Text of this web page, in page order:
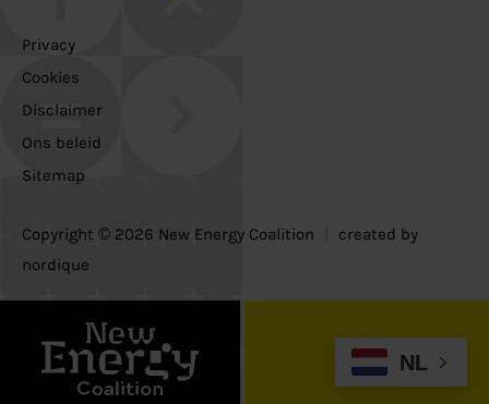
Copyright © 2026 New Energy Coalition
created by
nordique
Privacy
Cookies
Disclaimer
Ons beleid
Sitemap
NL